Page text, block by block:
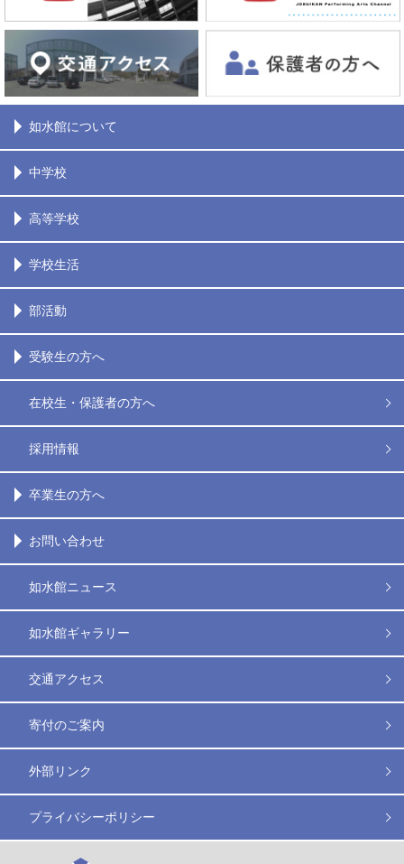
如水館について
中学校
高等学校
学校生活
部活動
受験生の方へ
在校生・保護者の方へ
採用情報
卒業生の方へ
お問い合わせ
如水館ニュース
如水館ギャラリー
交通アクセス
寄付のご案内
外部リンク
プライバシーポリシー